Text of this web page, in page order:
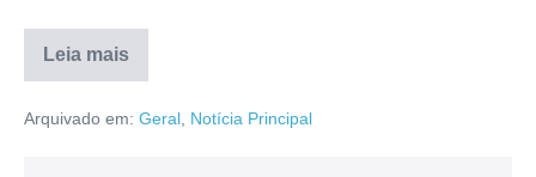
Leia mais
Arquivado em: Geral Notícia Principal